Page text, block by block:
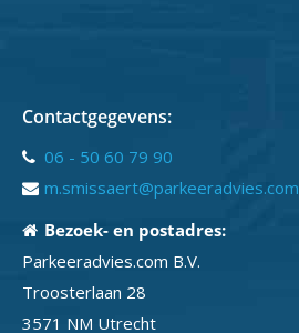
Contactgegevens:
06 - 50 60 79 90
m.smissaert@parkeeradvies.com
Bezoek- en postadres:
Parkeeradvies.com B.V.
Troosterlaan 28
3571 NM Utrecht